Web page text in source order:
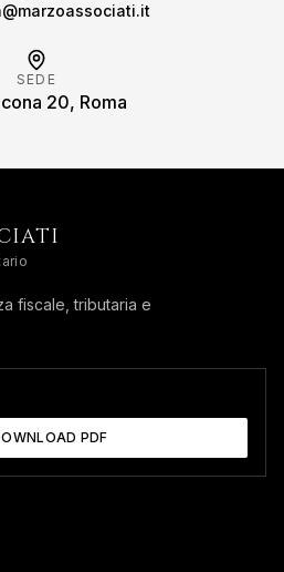
SEDE
20, Roma
fiscale, tributaria e
PDF